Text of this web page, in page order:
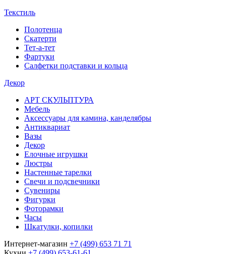
Текстиль
Полотенца
Скатерти
Тет-а-тет
Фартуки
Салфетки подставки и кольца
Декор
АРТ СКУЛЬПТУРА
Мебель
Аксессуары для камина, канделябры
Антиквариат
Вазы
Декор
Елочные игрушки
Люстры
Настенные тарелки
Свечи и подсвечники
Сувениры
Фигурки
Фоторамки
Часы
Шкатулки, копилки
Интернет-магазин +7 (499) 653 71 71